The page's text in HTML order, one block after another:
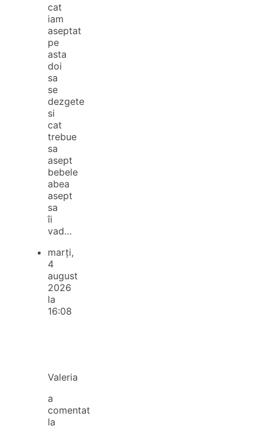
cat
iam
aseptat
pe
asta
doi
sa
se
dezgete
si
cat
trebue
sa
asept
bebele
abea
asept
sa
îi
vad…
marți,
4
august
2026
la
16:08
Valeria
a
comentat
la